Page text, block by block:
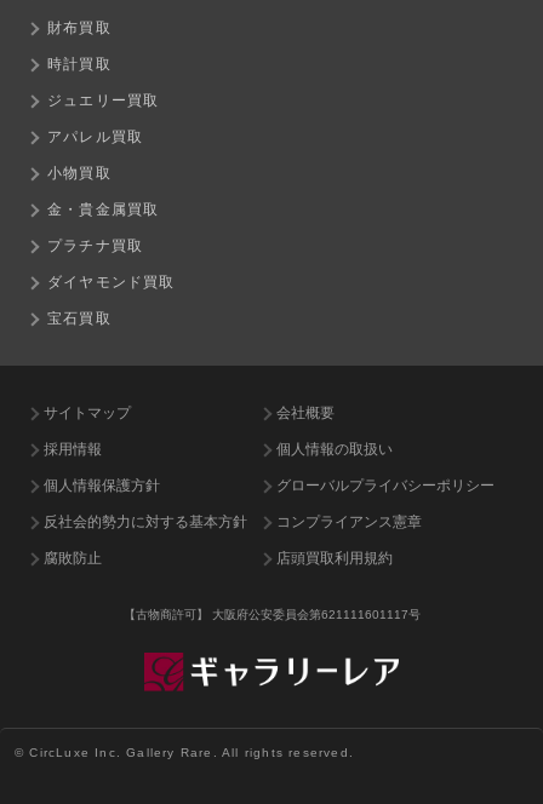
財布買取
時計買取
ジュエリー買取
アパレル買取
小物買取
金・貴金属買取
プラチナ買取
ダイヤモンド買取
宝石買取
サイトマップ 会社概要
採用情報 個人情報の取扱い
個人情報保護方針 グローバルプライバシーポリシー
反社会的勢力に対する基本方針 コンプライアンス憲章
腐敗防止 店頭買取利用規約
【古物商許可】 大阪府公安委員会第621111601117号
© CircLuxe Inc. Gallery Rare. All rights reserved.